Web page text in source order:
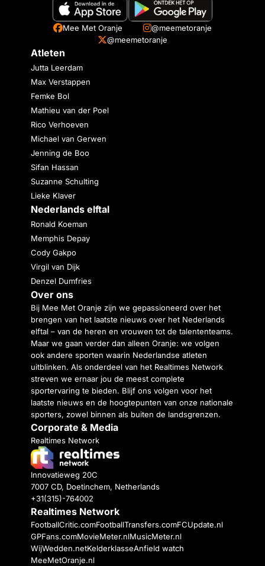
Mee Met Oranje
@meemetoranje
@meemetoranje
Atleten
Jutta Leerdam
Max Verstappen
Femke Bol
Mathieu van der Poel
Rico Verhoeven
Michael van Gerwen
Jenning de Boo
Sifan Hassan
Suzanne Schulting
Lieke Klaver
Nederlands elftal
Ronald Koeman
Memphis Depay
Cody Gakpo
Virgil van Dijk
Denzel Dumfries
Over ons
Bij Mee Met Oranje zijn we gepassioneerd over het
brengen van het laatste nieuws over het Nederlands
elftal – van de heren en vrouwen tot de talententeams.
Maar we gaan verder dan alleen Oranje: we volgen
ook andere sporten waarin Nederlandse atleten
uitblinken. Als onderdeel van het Realtimes Network
streven we ernaar jou de meest complete
sportervaring te bieden. Blijf ons volgen voor het
laatste nieuws en de hoogtepunten van onze nationale
sporters, zowel binnen als buiten de landsgrenzen.
Corporate & Media
Realtimes Network
Innovatieweg 20C
7007 CD, Doetinchem, Netherlands
+31(315)-764002
Realtimes Network
FootballCritic.comFootballTransfers.comFCUpdate.nl
GPFans.comMovieMeter.nlMusicMeter.nl
WijWedden.netKelderklasseAnfield watch
MeeMetOranje.nl